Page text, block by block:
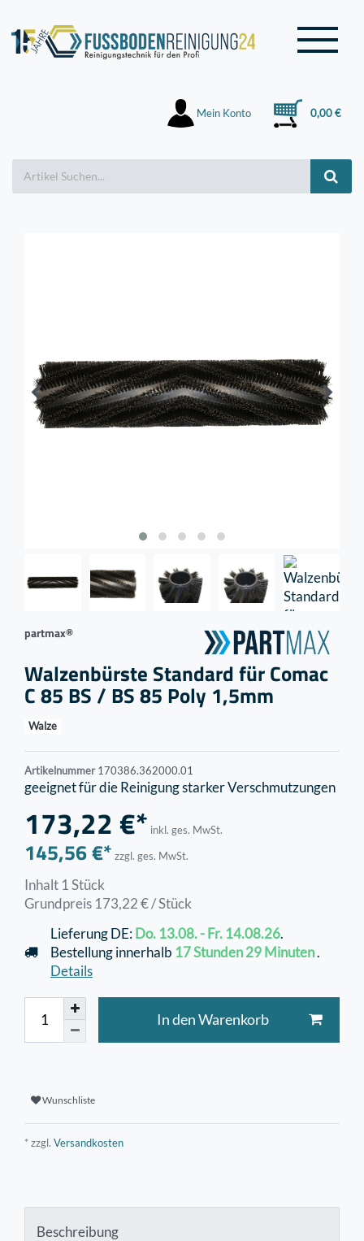
Mein Konto 0,00 €
partmax®
Walzenbürste Standard für Comac
C 85 BS / BS 85 Poly 1,5mm
Walze
Artikelnummer170386.362000.01
geeignet für die Reinigung starker Verschmutzungen
173,22 €* inkl. ges. MwSt.
145,56 €* zzgl. ges. MwSt.
Inhalt 1Stück
Grundpreis 173,22 € / Stück
Lieferung DE:Do. 13.08. - Fr. 14.08.26.
Bestellung innerhalb 17 Stunden29 Minuten.
Details
In den Warenkorb
Wunschliste
* zzgl. Versandkosten
Beschreibung